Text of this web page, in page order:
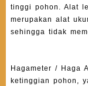
tinggi pohon. Alat
merupakan alat
sehingga tidak
Hagameter / Haga
ketinggian pohon,